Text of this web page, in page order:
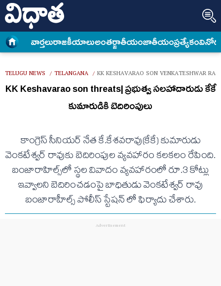
వార్త‌లురాజకీయాలుఅంత‌ర్జాతీయంజాతీయంప్రత్యేకం
TELUGU NEWS / TELANGANA / KK KESHAVARAO SON VENKATESHWAR
KK Keshavarao son threats| ప్రభుత్వ సలహాదారుడు కేకే
కుమారుడికి బెదిరింపులు
కాంగ్రెస్ సీనియర్ నేత కే.కేశవరావు(కేకే) కుమారుడు
వెంకటేశ్వర్ రావుకు బెదిరింపుల వ్యవహారం కలకలం రేపింది.
బంజారాహిల్స్‌లో స్థల వివాదం వ్యవహారంలో రూ.3 కోట్లు
ఇవ్వాలని బెదిరించడంపై బాధితుడు వెంకటేశ్వర్ రావు
బంజారాహీల్స్ పోలీస్ స్టేషన్ లో ఫిర్యాదు చేశారు.